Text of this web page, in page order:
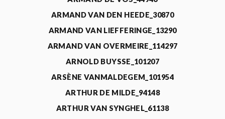
ARMAND VAN DEN HEEDE_30870
ARMAND VAN LIEFFERINGE_13290
ARMAND VAN OVERMEIRE_114297
ARNOLD BUYSSE_101207
ARSÈNE VANMALDEGEM_101954
ARTHUR DE MILDE_94148
ARTHUR VAN SYNGHEL_61138